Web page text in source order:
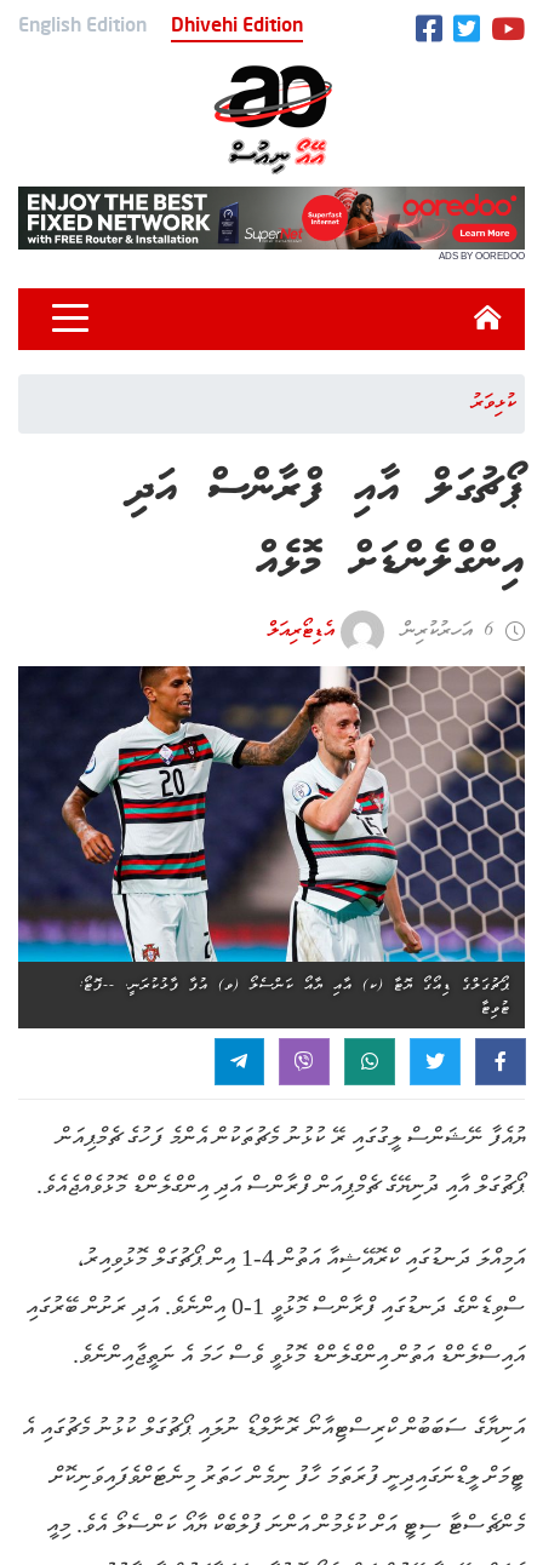
English Edition Dhivehi Edition
ADS BY OOREDOO
ކުޅިވަރު
ޕޯޗުގަލް އާއި ފްރާންސް އަދި
އިންގްލެންޑަށް މޮޅެއް
6 އަހރު ކުރިން އެޑިޓޯރިއަލް
ޕޯޗުގަލްގެ ޑިއޯގޯ ޔޮޓާ (ކ) އާއި ޔާއޯ ކަންސެލޯ (ވ) އުފާ ފާޅުކުރަނީ. --ފޮޓޯ:
ޓުވިޓާ
ޔުއެފާ ނޭޝަންސް ލީގުގައި ރޭ ކުޅުނު މެޗުތަކުން އެންމެ ފަހުގެ ޗެމްޕިއަން
ޕޯޗުގަލް އާއި ދުނިޔޭގެ ޗެމްޕިއަން ފްރާންސް އަދި އިންގްލެންޑް މޮޅުވެއްޖެއެވެ.
އަމިއްލަ ދަނޑުގައި ކްރޮއޭޝިއާ އަތުން 4-1 އިން ޕޯޗުގަލް މޮޅުވިއިރު،
ސްވިޑެންގެ ދަނޑުގައި ފްރާންސް މޮޅުވީ 1-0 އިންނެވެ. އަދި ރަށުން ބޭރުގައި
އައިސްލެންޑް އަތުން އިންގްލެންޑް މޮޅުވީ ވެސް ހަމަ އެ ނަތީޖާއިންނެވެ.
އަނިޔާގެ ސަބަބުން ކްރިސްޓިއާނޯ ރޮނާލްޑޯ ނުލައި ޕޯޗުގަލް ކުޅުނު މެޗުގައި އެ
ޓީމަށް ލީޑްނަގައިދިނީ ފުރަތަމަ ހާފު ނިމެން ހަތަރު މިނެޓަށްވެފައިވަނިކޮށް
މެންޗެސްޓާ ސިޓީ އަށް ކުޅެމުން އަންނަ ފުލްބެކް ޔާއޯ ކަންސެލޯ އެވެ. މިއީ